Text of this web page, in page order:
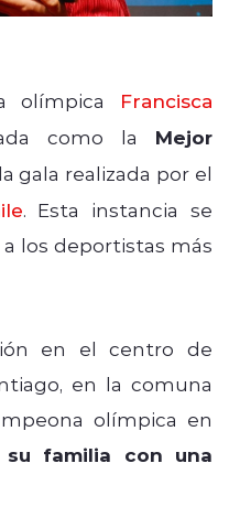
olímpica
Francisca
como la Mejor
gala realizada por el
. Esta instancia se
los deportistas más
en el centro de
en la comuna
olímpica en
su familia con una